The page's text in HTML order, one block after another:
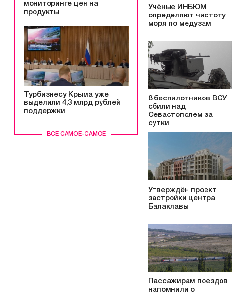
ВСЕ САМОЕ-САМОЕ
мониторинге цен на
продукты
Турбизнесу Крыма уже
выделили 4,3 млрд рублей
поддержки
Учёные ИНБЮМ
определяют чистоту
моря по медузам
8 беспилотников ВСУ
сбили над
Севастополем за
сутки
Утверждён проект
застройки центра
Балаклавы
Пассажирам поездов
напомнили о